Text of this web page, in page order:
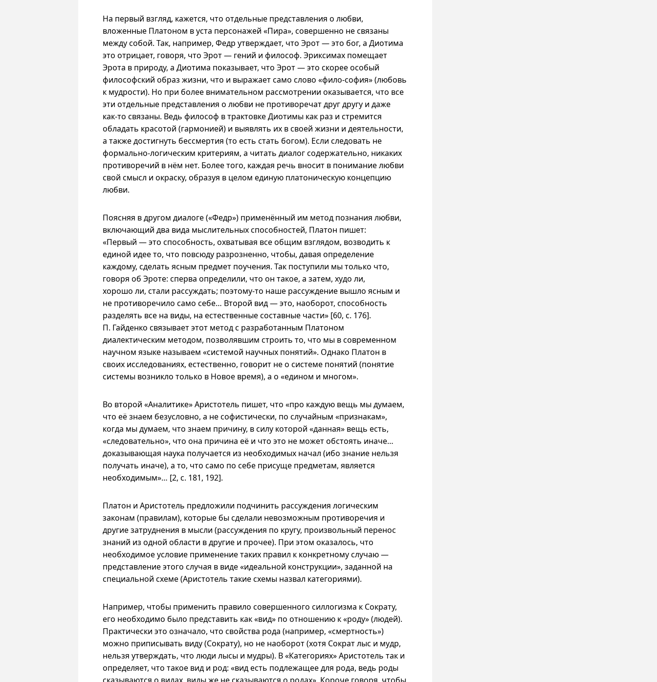
На первый взгляд, кажется, что отдельные представления о любви,
вложенные Платоном в уста персонажей «Пира», совершенно не связаны
между собой. Так, например, Федр утверждает, что Эрот — это бог, а Диотима
это отрицает, говоря, что Эрот — гений и философ. Эриксимах помещает
Эрота в природу, а Диотима показывает, что Эрот — это скорее особый
философский образ жизни, что и выражает само слово «фило-софия» (любовь
к мудрости). Но при более внимательном рассмотрении оказывается, что все
эти отдельные представления о любви не противоречат друг другу и даже
как-то связаны. Ведь философ в трактовке Диотимы как раз и стремится
обладать красотой (гармонией) и выявлять их в своей жизни и деятельности,
а также достигнуть бессмертия (то есть стать богом). Если следовать не
формально-логическим критериям, а читать диалог содержательно, никаких
противоречий в нём нет. Более того, каждая речь вносит в понимание любви
свой смысл и окраску, образуя в целом единую платоническую концепцию
любви.
Поясняя в другом диалоге («Федр») применённый им метод познания любви,
включающий два вида мыслительных способностей, Платон пишет:
«Первый — это способность, охватывая все общим взглядом, возводить к
единой идее то, что повсюду разрозненно, чтобы, давая определение
каждому, сделать ясным предмет поучения. Так поступили мы только что,
говоря об Эроте: сперва определили, что он такое, а затем, худо ли,
хорошо ли, стали рассуждать; поэтому-то наше рассуждение вышло ясным и
не противоречило само себе… Второй вид — это, наоборот, способность
разделять все на виды, на естественные составные части» [60, с. 176].
П. Гайденко связывает этот метод с разработанным Платоном
диалектическим методом, позволявшим строить то, что мы в современном
научном языке называем «системой научных понятий». Однако Платон в
своих исследованиях, естественно, говорит не о системе понятий (понятие
системы возникло только в Новое время), а о «едином и многом».
Во второй «Аналитике» Аристотель пишет, что «про каждую вещь мы думаем,
что её знаем безусловно, а не софистически, по случайным «признакам»,
когда мы думаем, что знаем причину, в силу которой «данная» вещь есть,
«следовательно», что она причина её и что это не может обстоять иначе…
доказывающая наука получается из необходимых начал (ибо знание нельзя
получать иначе), а то, что само по себе присуще предметам, является
необходимым»… [2, с. 181, 192].
Платон и Аристотель предложили подчинить рассуждения логическим
законам (правилам), которые бы сделали невозможным противоречия и
другие затруднения в мысли (рассуждения по кругу, произвольный перенос
знаний из одной области в другие и прочее). При этом оказалось, что
необходимое условие применение таких правил к конкретному случаю —
представление этого случая в виде «идеальной конструкции», заданной на
специальной схеме (Аристотель такие схемы назвал категориями).
Например, чтобы применить правило совершенного силлогизма к Сократу,
его необходимо было представить как «вид» по отношению к «роду» (людей).
Практически это означало, что свойства рода (например, «смертность»)
можно приписывать виду (Сократу), но не наоборот (хотя Сократ лыс и мудр,
нельзя утверждать, что люди лысы и мудры). В «Категориях» Аристотель так и
определяет, что такое вид и род: «вид есть подлежащее для рода, ведь роды